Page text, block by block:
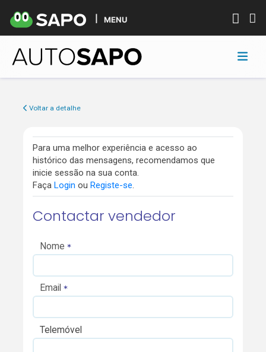
MENU
Voltar a detalhe
Para uma melhor experiência e acesso ao
histórico das mensagens, recomendamos que
inicie sessão na sua conta.
Faça Login ou Registe-se.
Contactar vendedor
Nome
Email
Telemóvel